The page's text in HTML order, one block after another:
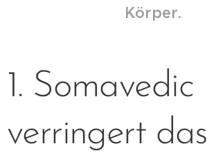
Körper.
1. Somavedic
verringert das